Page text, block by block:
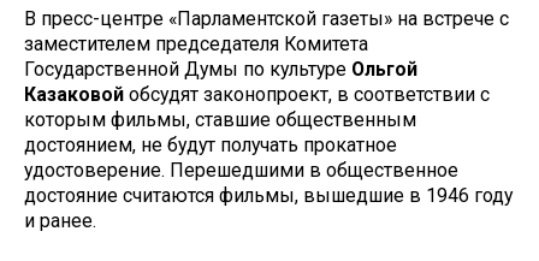
В пресс-центре «Парламентской газеты» на встрече с
заместителем председателя Комитета
Государственной Думы по культуре Ольгой
Казаковой обсудят законопроект, в соответствии с
которым фильмы, ставшие общественным
достоянием, не будут получать прокатное
удостоверение. Перешедшими в общественное
достояние считаются фильмы, вышедшие в 1946 году
и ранее.